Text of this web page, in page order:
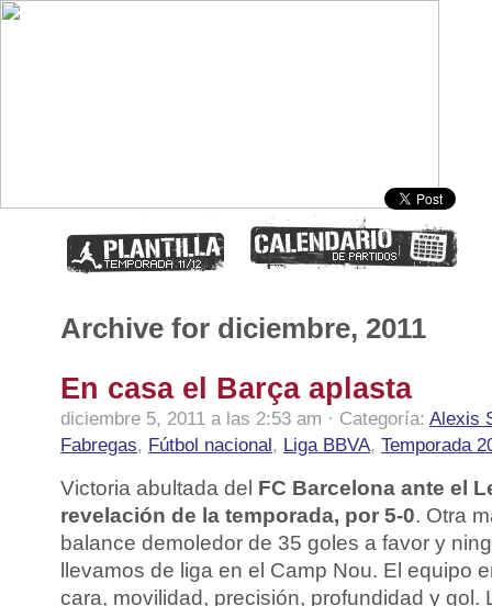
Archive for diciembre, 2011
En casa el Barça aplasta
diciembre 5, 2011 a las 2:53 am · Categoría: Alexis
Fabregas, Fútbol nacional, Liga BBVA, Temporada
Victoria abultada del FC Barcelona ante el
revelación de la temporada, por 5-0. Otra
balance demoledor de 35 goles a favor y
llevamos de liga en el Camp Nou. El equipo
cara, movilidad, precisión, profundidad y gol.